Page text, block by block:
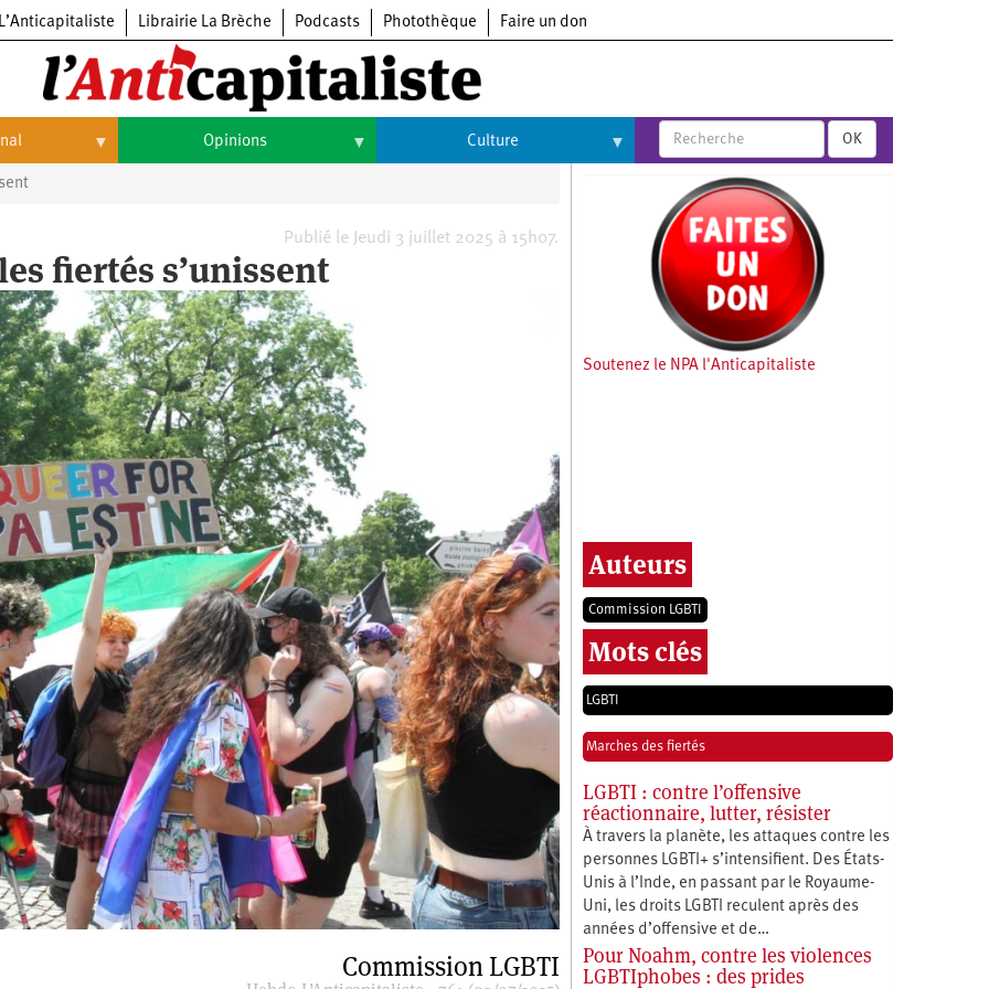
L’Anticapitaliste Librairie La Brèche Podcasts Photothèque Faire un don
Opinions Culture
Arts
OK
Publié le Jeudi 3 juillet 2025 à 15h07.
fiertés s’unissent
Commission LGBTI
Soutenez le NPA l'Anticapitaliste
Auteurs
Commission LGBTI
Mots clés
LGBTI
Marches des fiertés
LGBTI : contre l’offensive
réactionnaire, lutter, résister
À travers la planète, les attaques contre les
personnes LGBTI+ s’intensifient. Des États-
Unis à l’Inde, en passant par le Royaume-
Uni, les droits LGBTI reculent après des
années d’offensive et de…
Pour Noahm, contre les violences
LGBTIphobes : des prides